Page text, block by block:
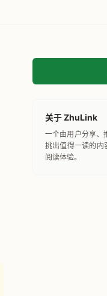
关于 ZhuLink
一个由用户分享、
挑出值得一读的内
阅读体验。